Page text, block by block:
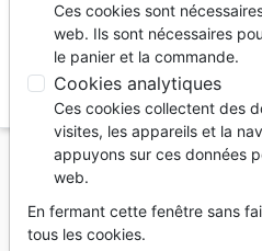
Accueil Livres Edification
Prier, c'est pourtant
Ces cookies sont
web. Ils sont nécessaires
le panier et la commande.
Cookies analytiques
Ces cookies collectent des
visites, les appareils et la
appuyons sur ces données
web.
En fermant cette fenêtre sans
tous les cookies.